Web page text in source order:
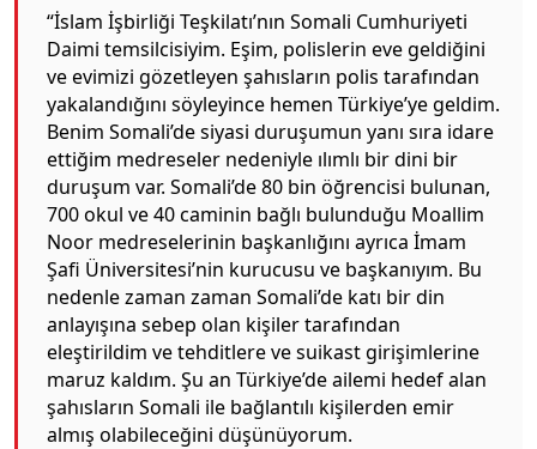
“İslam İşbirliği Teşkilatı’nın Somali Cumhuriyeti
Daimi temsilcisiyim. Eşim, polislerin eve geldiğini
ve evimizi gözetleyen şahısların polis tarafından
yakalandığını söyleyince hemen Türkiye’ye geldim.
Benim Somali’de siyasi duruşumun yanı sıra idare
ettiğim medreseler nedeniyle ılımlı bir dini bir
duruşum var. Somali’de 80 bin öğrencisi bulunan,
700 okul ve 40 caminin bağlı bulunduğu Moallim
Noor medreselerinin başkanlığını ayrıca İmam
Şafi Üniversitesi’nin kurucusu ve başkanıyım. Bu
nedenle zaman zaman Somali’de katı bir din
anlayışına sebep olan kişiler tarafından
eleştirildim ve tehditlere ve suikast girişimlerine
maruz kaldım. Şu an Türkiye’de ailemi hedef alan
şahısların Somali ile bağlantılı kişilerden emir
almış olabileceğini düşünüyorum.